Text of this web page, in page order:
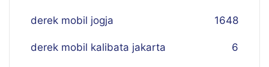
48
derek mobil jogja 16
derek mobil kalibata jakarta 6